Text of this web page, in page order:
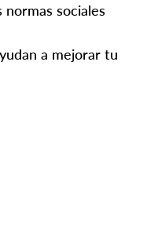
sociales
a mejorar tu